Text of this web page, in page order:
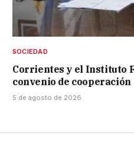
SOCIEDAD
Corrientes y el Instituto
convenio de cooperación
5 de agosto de 2026